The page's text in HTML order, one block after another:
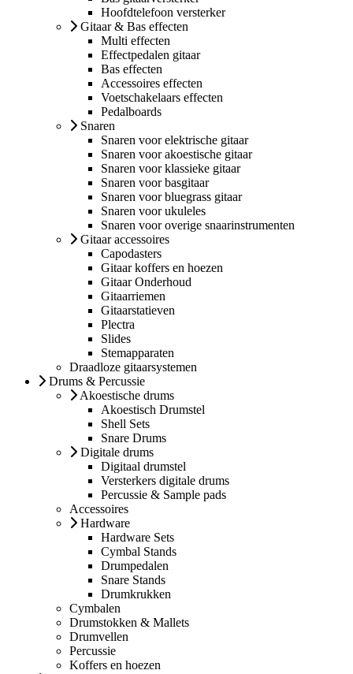
Hoofdtelefoon versterker
Gitaar & Bas effecten
Multi effecten
Effectpedalen gitaar
Bas effecten
Accessoires effecten
Voetschakelaars effecten
Pedalboards
Snaren
Snaren voor elektrische gitaar
Snaren voor akoestische gitaar
Snaren voor klassieke gitaar
Snaren voor basgitaar
Snaren voor bluegrass gitaar
Snaren voor ukuleles
Snaren voor overige snaarinstrumenten
Gitaar accessoires
Capodasters
Gitaar koffers en hoezen
Gitaar Onderhoud
Gitaarriemen
Gitaarstatieven
Plectra
Slides
Stemapparaten
Draadloze gitaarsystemen
Drums & Percussie
Akoestische drums
Akoestisch Drumstel
Shell Sets
Snare Drums
Digitale drums
Digitaal drumstel
Versterkers digitale drums
Percussie & Sample pads
Accessoires
Hardware
Hardware Sets
Cymbal Stands
Drumpedalen
Snare Stands
Drumkrukken
Cymbalen
Drumstokken & Mallets
Drumvellen
Percussie
Koffers en hoezen